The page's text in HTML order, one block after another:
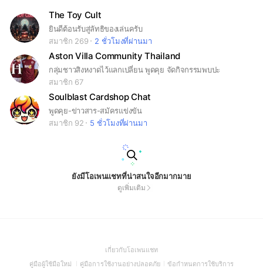
The Toy Cult
ยินดีต้อนรับสู่ลัทธิของเล่นครับ
สมาชิก 269
2 ชั่วโมงที่ผ่านมา
Aston Villa Community Thailand
กลุ่มชาวสิงหงาดไว้แลกเปลี่ยน พูดคุย จัดกิจกรรมพบปะ
สมาชิก 67
Soulblast Cardshop Chat
พูดคุย-ข่าวสาร-สมัครแข่งขัน
สมาชิก 92
5 ชั่วโมงที่ผ่านมา
ยังมีโอเพนแชทที่น่าสนใจอีกมากมาย
ดูเพิ่มเติม
เกี่ยวกับโอเพนแชท(Open
in
คู่มือผู้ใช้มือใหม่ (Open
คู่มือการใช้งานอย่างปลอดภัย(Open
ข้อกำหนดการใช้บริการ(Open